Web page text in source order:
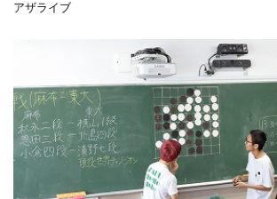
アザライブ